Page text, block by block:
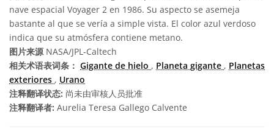
nave espacial Voyager 2 en 1986. Su aspecto se asemeja
bastante al que se vería a simple vista. El color azul verdoso
indica que su atmósfera contiene metano.
图片来源NASA/JPL-Caltech
相关术语表词条： Gigante de hielo , Planeta gigante , Planetas
exteriores , Urano
注释翻译状态: 尚未由审核人员批准
注释翻译者: Aurelia Teresa Gallego Calvente